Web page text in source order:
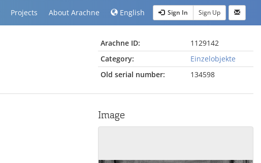
Projects About Arachne English Sign In Sign Up
Arachne ID:
1129142
Category:
Einzelobjekte
Old serial number:
134598
Image